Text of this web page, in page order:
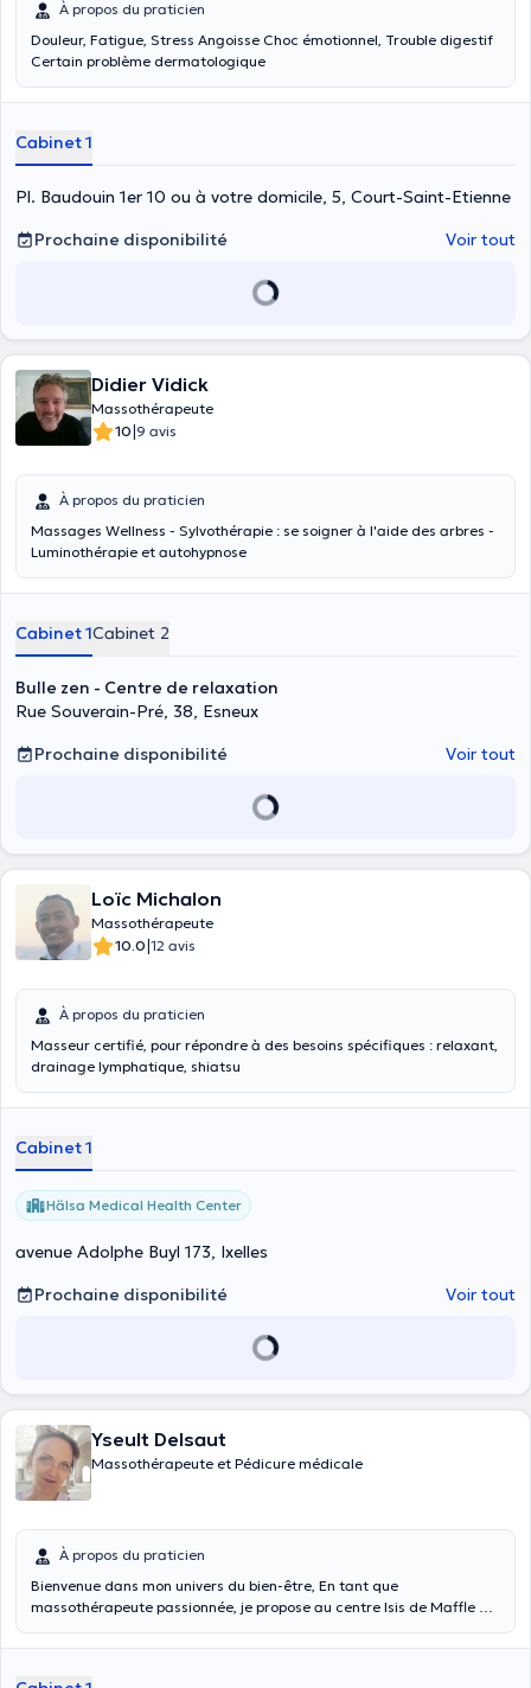
À propos du praticien
Douleur, Fatigue, Stress Angoisse Choc émotionnel, Trouble digestif
Certain problème dermatologique
Cabinet 1
Pl. Baudouin 1er 10 ou à votre domicile, 5, Court-Saint-Etienne
Prochaine disponibilité
Voir tout
Didier Vidick
Massothérapeute
10|9 avis
À propos du praticien
Massages Wellness - Sylvothérapie : se soigner à l'aide des arbres -
Luminothérapie et autohypnose
Cabinet 1Cabinet 2
Bulle zen - Centre de relaxation
Rue Souverain-Pré, 38, Esneux
Prochaine disponibilité
Voir tout
Loïc Michalon
Massothérapeute
10.0|12 avis
À propos du praticien
Masseur certifié, pour répondre à des besoins spécifiques : relaxant,
drainage lymphatique, shiatsu
Cabinet 1
Hälsa Medical Health Center
avenue Adolphe Buyl 173, Ixelles
Prochaine disponibilité
Voir tout
Yseult Delsaut
Massothérapeute et Pédicure médicale
À propos du praticien
Bienvenue dans mon univers du bien-être, En tant que
massothérapeute passionnée, je propose au centre Isis de Maffle et
combine expertise et écoute pour dissoudre vos tensions et